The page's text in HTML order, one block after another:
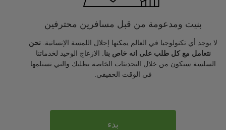
بنيت ومدعومة من قبل مسافرين محترفين
لا يوجد أي تكنولوجيا في العالم يمكنها إحلال اللمسة الإنسانية. نحن
نتعامل مع كل طلب على انه خاص بنا . الازعاج الوحيد لخدماتنا
السلسة سيكون من خلال التحديثات الخاصة بطلبك والتي تستلمها
في الوقت الحقيقي.
بدء